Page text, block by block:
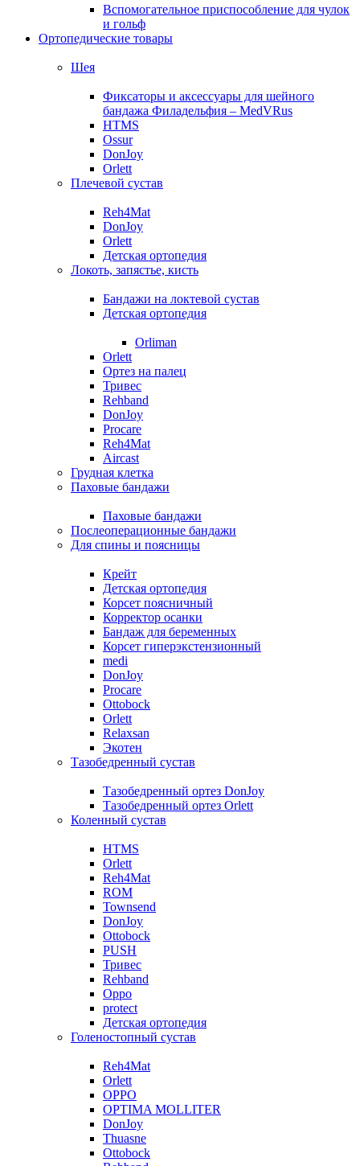
Вспомогательное приспособление для чулок
и гольф
Ортопедические товары
Шея
Фиксаторы и аксессуары для шейного
бандажа Филадельфия – MedVRus
HTMS
Ossur
DonJoy
Orlett
Плечевой сустав
Reh4Mat
DonJoy
Orlett
Детская ортопедия
Локоть, запястье, кисть
Бандажи на локтевой сустав
Детская ортопедия
Orliman
Orlett
Ортез на палец
Тривес
Rehband
DonJoy
Procare
Reh4Mat
Aircast
Грудная клетка
Паховые бандажи
Паховые бандажи
Послеоперационные бандажи
Для спины и поясницы
Крейт
Детская ортопедия
Корсет поясничный
Корректор осанки
Бандаж для беременных
Корсет гиперэкстензионный
medi
DonJoy
Procare
Ottobock
Orlett
Relaxsan
Экотен
Тазобедренный сустав
Тазобедренный ортез DonJoy
Тазобедренный ортез Orlett
Коленный сустав
HTMS
Orlett
Reh4Mat
ROM
Townsend
DonJoy
Ottobock
PUSH
Тривес
Rehband
Oppo
protect
Детская ортопедия
Голеностопный сустав
Reh4Mat
Orlett
OPPO
OPTIMA MOLLITER
DonJoy
Thuasne
Ottobock